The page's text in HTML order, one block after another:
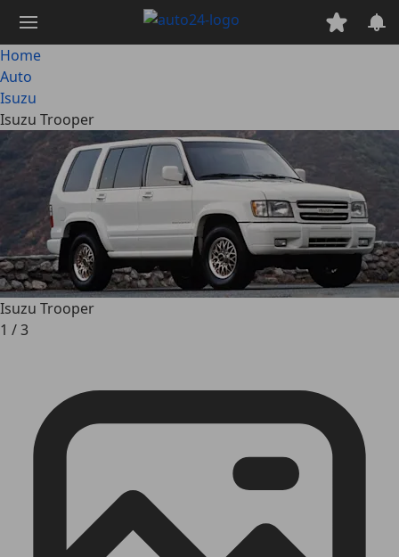
contenuto
principale
Home
Auto
Isuzu
Isuzu Trooper
Isuzu Trooper
1 /3